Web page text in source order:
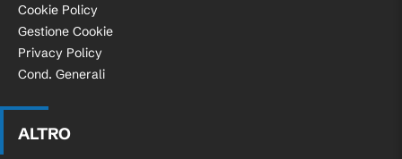
Cookie Policy
Gestione Cookie
Privacy Policy
Cond. Generali
ALTRO